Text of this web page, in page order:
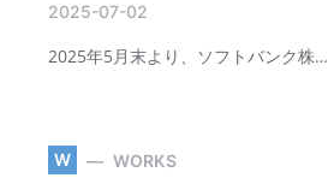
2025-07-02
2025年5月末より、ソフトバンク株…
W WORKS